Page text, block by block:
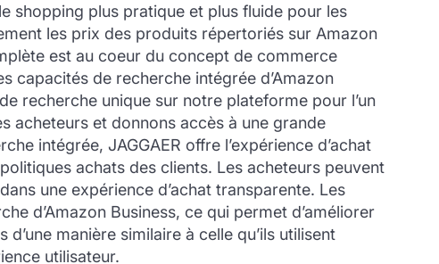
shopping plus pratique et plus fluide pour les
les prix des produits répertoriés sur Amazon
est au coeur du concept de commerce
capacités de recherche intégrée d’Amazon
recherche unique sur notre plateforme pour l’un
acheteurs et donnons accès à une grande
intégrée, JAGGAER offre l’expérience d’achat
achats des clients. Les acheteurs peuvent
une expérience d’achat transparente. Les
d’Amazon Business, ce qui permet d’améliorer
manière similaire à celle qu’ils utilisent
utilisateur.